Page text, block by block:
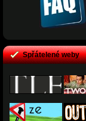
Spřátelené weby